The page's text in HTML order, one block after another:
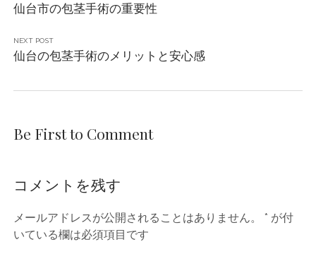
仙台市の包茎手術の重要性
NEXT POST
仙台の包茎手術のメリットと安心感
Be First to Comment
コメントを残す
メールアドレスが公開されることはありません。 * が付
いている欄は必須項目です